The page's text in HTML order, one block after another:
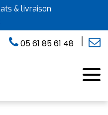
& livraison
05 61 85 61 48